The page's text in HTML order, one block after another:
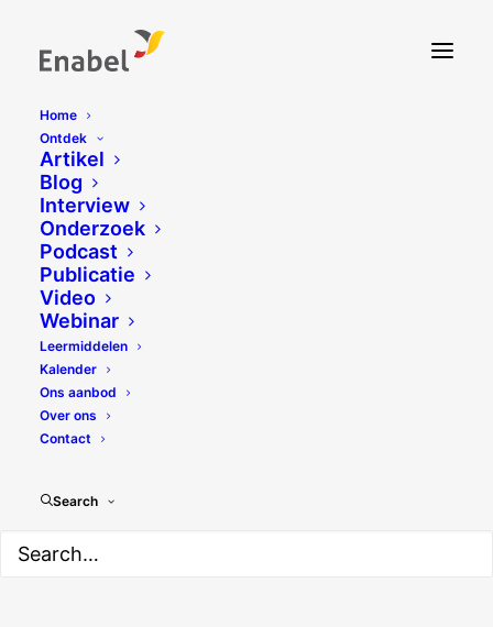
Home
Ontdek
Artikel
Blog
Interview
Onderzoek
Podcast
Publicatie
Video
Webinar
Leermiddelen
Kalender
Ons aanbod
Over ons
Contact
Search
Le commerce du lait : un